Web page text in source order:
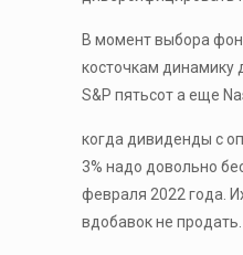
В момент выбора
косточкам динамику
S&P пятьсот а еще
когда дивиденды с
3% надо довольно
февраля 2022 года.
вдобавок не продать.